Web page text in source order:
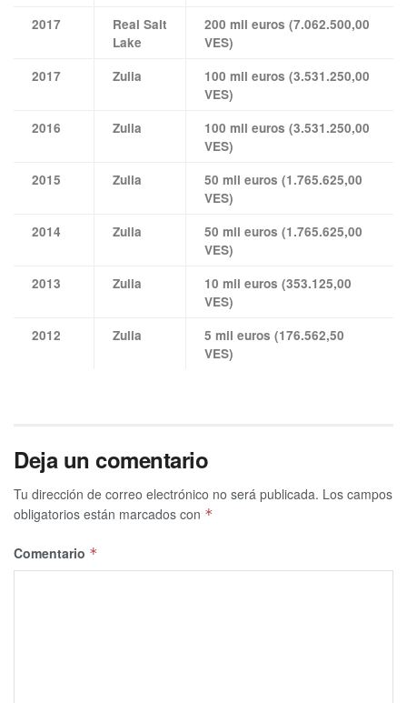
2017
Real Salt
Lake
200 mil euros (7.062.500,00
VES)
2017
Zulia
100 mil euros (3.531.250,00
VES)
2016
Zulia
100 mil euros (3.531.250,00
VES)
2015
Zulia
50 mil euros (1.765.625,00
VES)
2014
Zulia
50 mil euros (1.765.625,00
VES)
2013
Zulia
10 mil euros (353.125,00
VES)
2012
Zulia
5 mil euros (176.562,50
VES)
Deja un comentario
Tu dirección de correo electrónico no será publicada. Los campos
obligatorios están marcados con *
Comentario *